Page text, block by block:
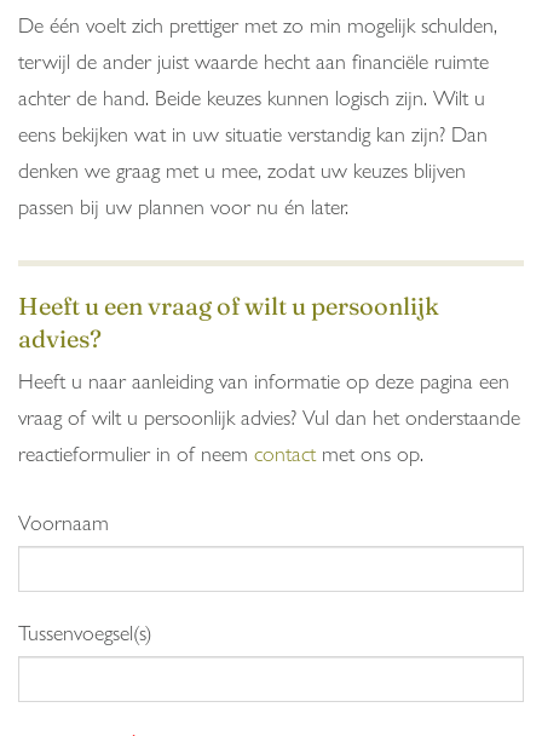
De één voelt zich prettiger met zo min mogelijk schulden,
terwijl de ander juist waarde hecht aan financiële ruimte
achter de hand. Beide keuzes kunnen logisch zijn. Wilt u
eens bekijken wat in uw situatie verstandig kan zijn? Dan
denken we graag met u mee, zodat uw keuzes blijven
passen bij uw plannen voor nu én later.
Heeft u een vraag of wilt u persoonlijk
advies?
Heeft u naar aanleiding van informatie op deze pagina een
vraag of wilt u persoonlijk advies? Vul dan het onderstaande
reactieformulier in of neem contactmet ons op.
Voornaam
Tussenvoegsel(s)